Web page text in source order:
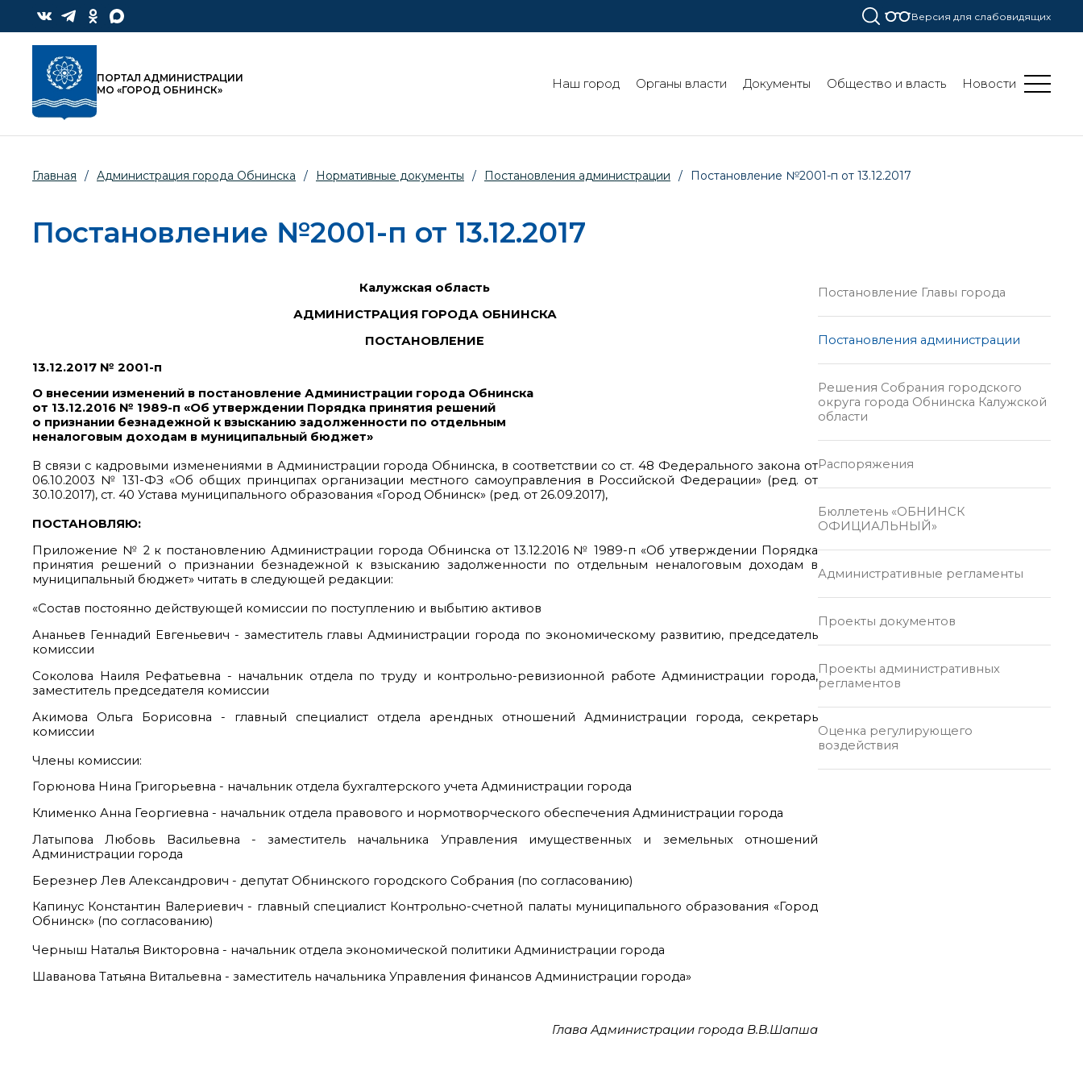
Версия для слабовидящих
ПОРТАЛ АДМИНИСТРАЦИИ
МО «ГОРОД ОБНИНСК»
Наш город Органы власти Документы Общество и власть Новости
Главная / Администрация города Обнинска / Нормативные документы / Постановления администрации / Постановление №2001-п от 13.12.2017
Постановление №2001-п от 13.12.2017
Калужская область
АДМИНИСТРАЦИЯ ГОРОДА ОБНИНСКА
ПОСТАНОВЛЕНИЕ
13.12.2017 № 2001-п
О внесении изменений в постановление Администрации города Обнинска
от 13.12.2016 № 1989-п «Об утверждении Порядка принятия решений
о признании безнадежной к взысканию задолженности по отдельным
неналоговым доходам в муниципальный бюджет»
В связи с кадровыми изменениями в Администрации города Обнинска, в соответствии со ст. 48 Федерального закона от
06.10.2003 № 131-ФЗ «Об общих принципах организации местного самоуправления в Российской Федерации» (ред. от
30.10.2017), ст. 40 Устава муниципального образования «Город Обнинск» (ред. от 26.09.2017),
ПОСТАНОВЛЯЮ:
Приложение № 2 к постановлению Администрации города Обнинска от 13.12.2016 № 1989-п «Об утверждении Порядка
принятия решений о признании безнадежной к взысканию задолженности по отдельным неналоговым доходам в
муниципальный бюджет» читать в следующей редакции:
«Состав постоянно действующей комиссии по поступлению и выбытию активов
Ананьев Геннадий Евгеньевич - заместитель главы Администрации города по экономическому развитию, председатель
комиссии
Соколова Наиля Рефатьевна - начальник отдела по труду и контрольно-ревизионной работе Администрации города,
заместитель председателя комиссии
Акимова Ольга Борисовна - главный специалист отдела арендных отношений Администрации города, секретарь
комиссии
Члены комиссии:
Горюнова Нина Григорьевна - начальник отдела бухгалтерского учета Администрации города
Клименко Анна Георгиевна - начальник отдела правового и нормотворческого обеспечения Администрации города
Латыпова Любовь Васильевна - заместитель начальника Управления имущественных и земельных отношений
Администрации города
Березнер Лев Александрович - депутат Обнинского городского Собрания (по согласованию)
Капинус Константин Валериевич - главный специалист Контрольно-счетной палаты муниципального образования «Город
Обнинск» (по согласованию)
Черныш Наталья Викторовна - начальник отдела экономической политики Администрации города
Шаванова Татьяна Витальевна - заместитель начальника Управления финансов Администрации города»
Глава Администрации города В.В.Шапша
Постановление Главы города
Постановления администрации
Решения Собрания городского
округа города Обнинска Калужской
области
Распоряжения
Бюллетень «ОБНИНСК
ОФИЦИАЛЬНЫЙ»
Административные регламенты
Проекты документов
Проекты административных
регламентов
Оценка регулирующего
воздействия